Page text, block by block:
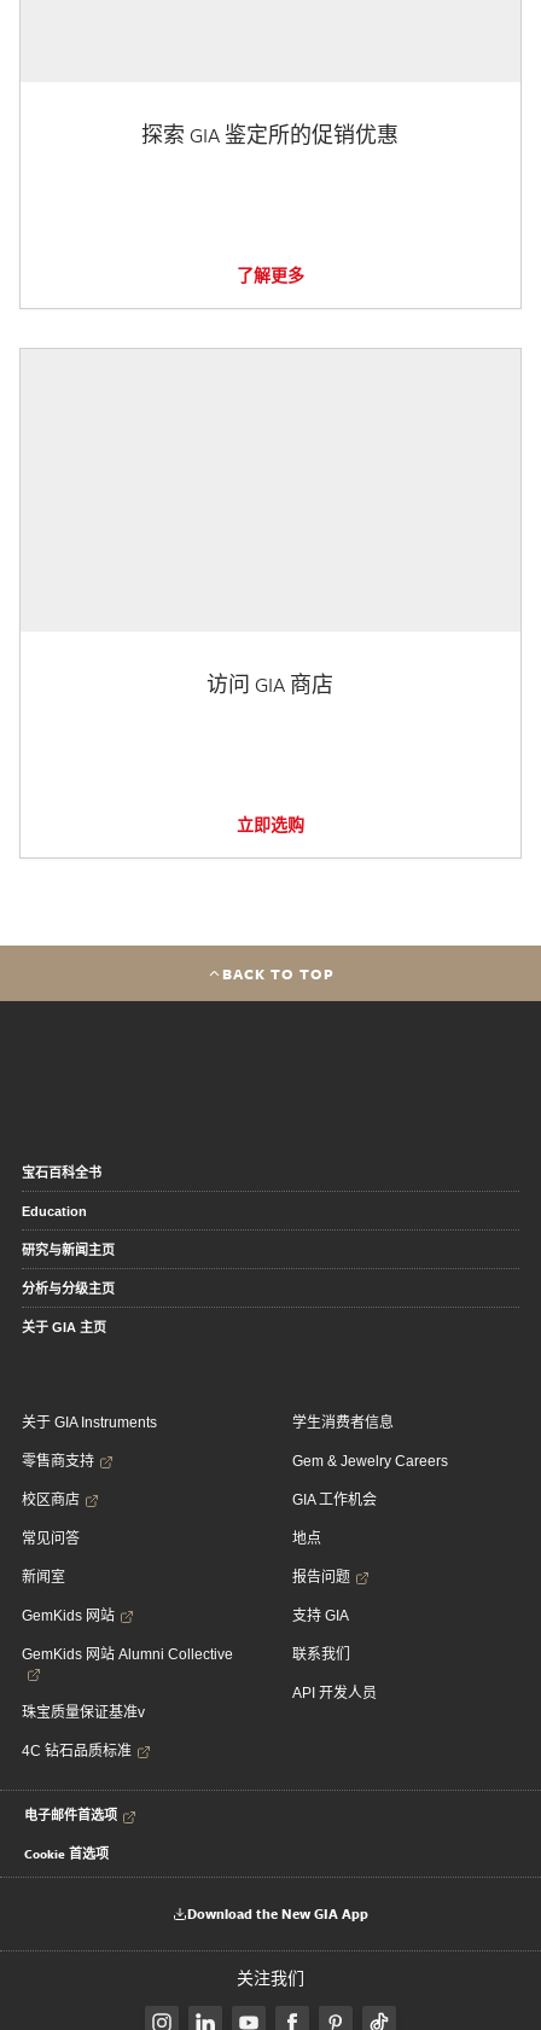
探索 GIA 鉴定所的促销优惠
了解更多
访问 GIA 商店
立即选购
BACK TO TOP
宝石百科全书
Education
研究与新闻主页
分析与分级主页
关于 GIA 主页
关于 GIA Instruments
零售商支持
校区商店
常见问答
新闻室
GemKids 网站
GemKids 网站 Alumni Collective
珠宝质量保证基准v
4C 钻石品质标准
学生消费者信息
Gem & Jewelry Careers
GIA 工作机会
地点
报告问题
支持 GIA
联系我们
API 开发人员
电子邮件首选项
Cookie 首选项
Download the New GIA App
关注我们